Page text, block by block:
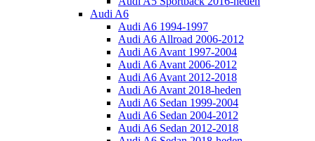
Audi A6
Audi A6 1994-1997
Audi A6 Allroad 2006-2012
Audi A6 Avant 1997-2004
Audi A6 Avant 2006-2012
Audi A6 Avant 2012-2018
Audi A6 Avant 2018-heden
Audi A6 Sedan 1999-2004
Audi A6 Sedan 2004-2012
Audi A6 Sedan 2012-2018